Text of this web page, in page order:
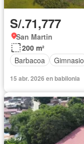
S/.71,777
San Martin
200 m²
Barbacoa
Gimnasio
15 abr. 2026 en babilonia